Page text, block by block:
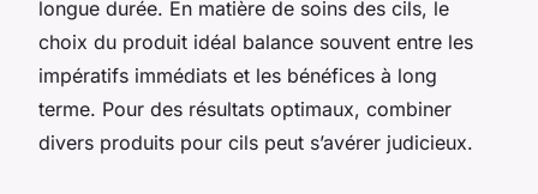
longue durée. En matière de soins des cils, le
choix du produit idéal balance souvent entre les
impératifs immédiats et les bénéfices à long
terme. Pour des résultats optimaux, combiner
divers produits pour cils peut s’avérer judicieux.